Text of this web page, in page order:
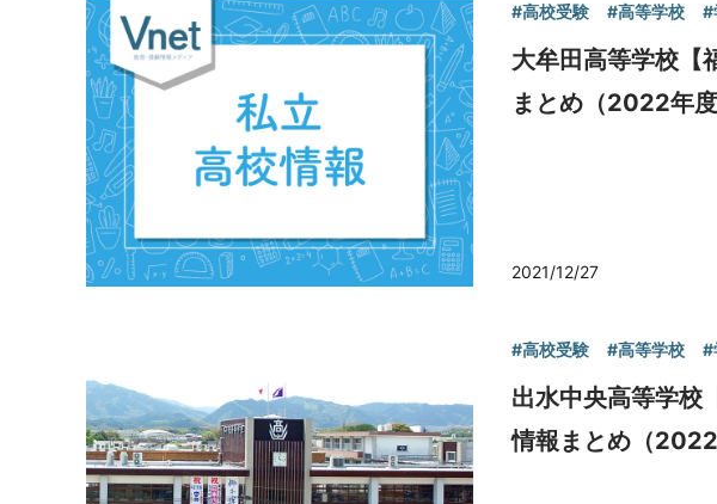
#高校受験 #高等学校 #
大牟田高等学校【
まとめ（2022年度
2021/12/27
#高校受験 #高等学校 #
出水中央高等学校
情報まとめ（2022